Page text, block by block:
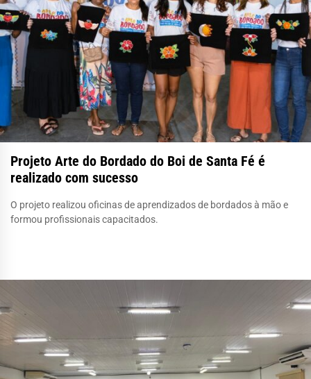
Projeto Arte do Bordado do Boi de Santa Fé é
realizado com sucesso
O projeto realizou oficinas de aprendizados de bordados à mão e
formou profissionais capacitados.